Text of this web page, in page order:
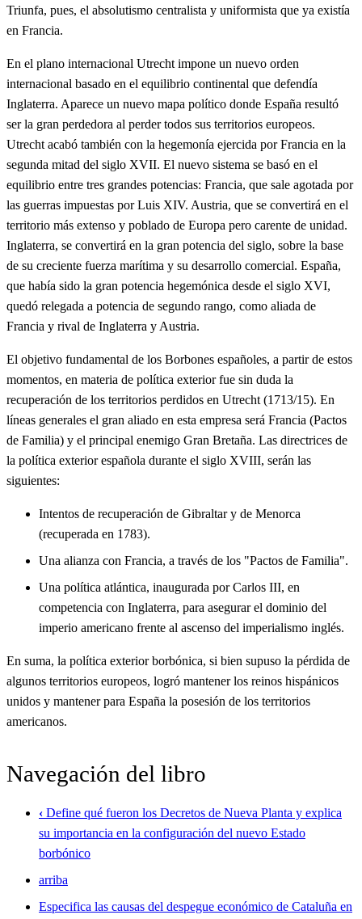
Triunfa, pues, el absolutismo centralista y uniformista que ya existía
en Francia.
En el plano internacional Utrecht impone un nuevo orden
internacional basado en el equilibrio continental que defendía
Inglaterra. Aparece un nuevo mapa político donde España resultó
ser la gran perdedora al perder todos sus territorios europeos.
Utrecht acabó también con la hegemonía ejercida por Francia en la
segunda mitad del siglo XVII. El nuevo sistema se basó en el
equilibrio entre tres grandes potencias: Francia, que sale agotada por
las guerras impuestas por Luis XIV. Austria, que se convertirá en el
territorio más extenso y poblado de Europa pero carente de unidad.
Inglaterra, se convertirá en la gran potencia del siglo, sobre la base
de su creciente fuerza marítima y su desarrollo comercial. España,
que había sido la gran potencia hegemónica desde el siglo XVI,
quedó relegada a potencia de segundo rango, como aliada de
Francia y rival de Inglaterra y Austria.
El objetivo fundamental de los Borbones españoles, a partir de estos
momentos, en materia de política exterior fue sin duda la
recuperación de los territorios perdidos en Utrecht (1713/15). En
líneas generales el gran aliado en esta empresa será Francia (Pactos
de Familia) y el principal enemigo Gran Bretaña. Las directrices de
la política exterior española durante el siglo XVIII, serán las
siguientes:
Intentos de recuperación de Gibraltar y de Menorca
(recuperada en 1783).
Una alianza con Francia, a través de los "Pactos de Familia".
Una política atlántica, inaugurada por Carlos III, en
competencia con Inglaterra, para asegurar el dominio del
imperio americano frente al ascenso del imperialismo inglés.
En suma, la política exterior borbónica, si bien supuso la pérdida de
algunos territorios europeos, logró mantener los reinos hispánicos
unidos y mantener para España la posesión de los territorios
americanos.
Navegación del libro
‹ Define qué fueron los Decretos de Nueva Planta y explica
su importancia en la configuración del nuevo Estado
borbónico
arriba
Especifica las causas del despegue económico de Cataluña en